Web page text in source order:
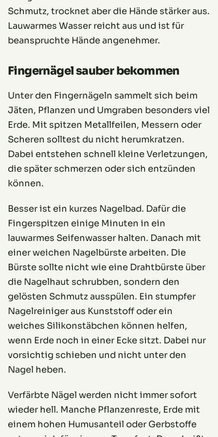
Schmutz, trocknet aber die Hände stärker aus.
Lauwarmes Wasser reicht aus und ist für
beanspruchte Hände angenehmer.
Fingernägel sauber bekommen
Unter den Fingernägeln sammelt sich beim
Jäten, Pflanzen und Umgraben besonders viel
Erde. Mit spitzen Metallfeilen, Messern oder
Scheren solltest du nicht herumkratzen.
Dabei entstehen schnell kleine Verletzungen,
die später schmerzen oder sich entzünden
können.
Besser ist ein kurzes Nagelbad. Dafür die
Fingerspitzen einige Minuten in ein
lauwarmes Seifenwasser halten. Danach mit
einer weichen Nagelbürste arbeiten. Die
Bürste sollte nicht wie eine Drahtbürste über
die Nagelhaut schrubben, sondern den
gelösten Schmutz ausspülen. Ein stumpfer
Nagelreiniger aus Kunststoff oder ein
weiches Silikonstäbchen können helfen,
wenn Erde noch in einer Ecke sitzt. Dabei nur
vorsichtig schieben und nicht unter den
Nagel heben.
Verfärbte Nägel werden nicht immer sofort
wieder hell. Manche Pflanzenreste, Erde mit
einem hohen Humusanteil oder Gerbstoffe